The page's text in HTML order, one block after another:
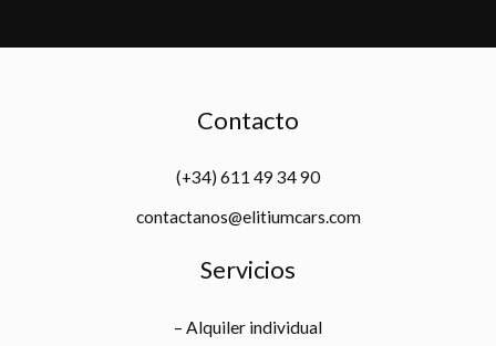
Contacto
(+34) 611 49 34 90
contactanos@elitiumcars.com
Servicios
– Alquiler individual